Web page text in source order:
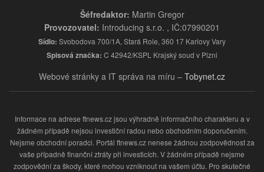
Šéfredaktor: Martin Gregor
Provozovatel: Introducing s.r.o. , IČ:07990201
Sídlo: Svobodova 700/1A, Stará Role, 360 17 Karlovy Vary
Spisová značka: C 42942/KSPL Krajský soud v Plzni
Webové stránky a IT správa na míru – Tobynet.cz
Informace na adrese ftnews.cz jsou výhradně informačního charakteru a v
žádném případě nejsou investiční radou nebo obchodním doporučením.
Nejsme obchodní poradci. Portál ftnews.cz nenese žádnou zodpovědnost za
vaše případně finanční ztráty při investicích. V žádném případě nejsme
zodpovědní za škody, které mohou vzniknout na vašem účtu. Pro skutečné